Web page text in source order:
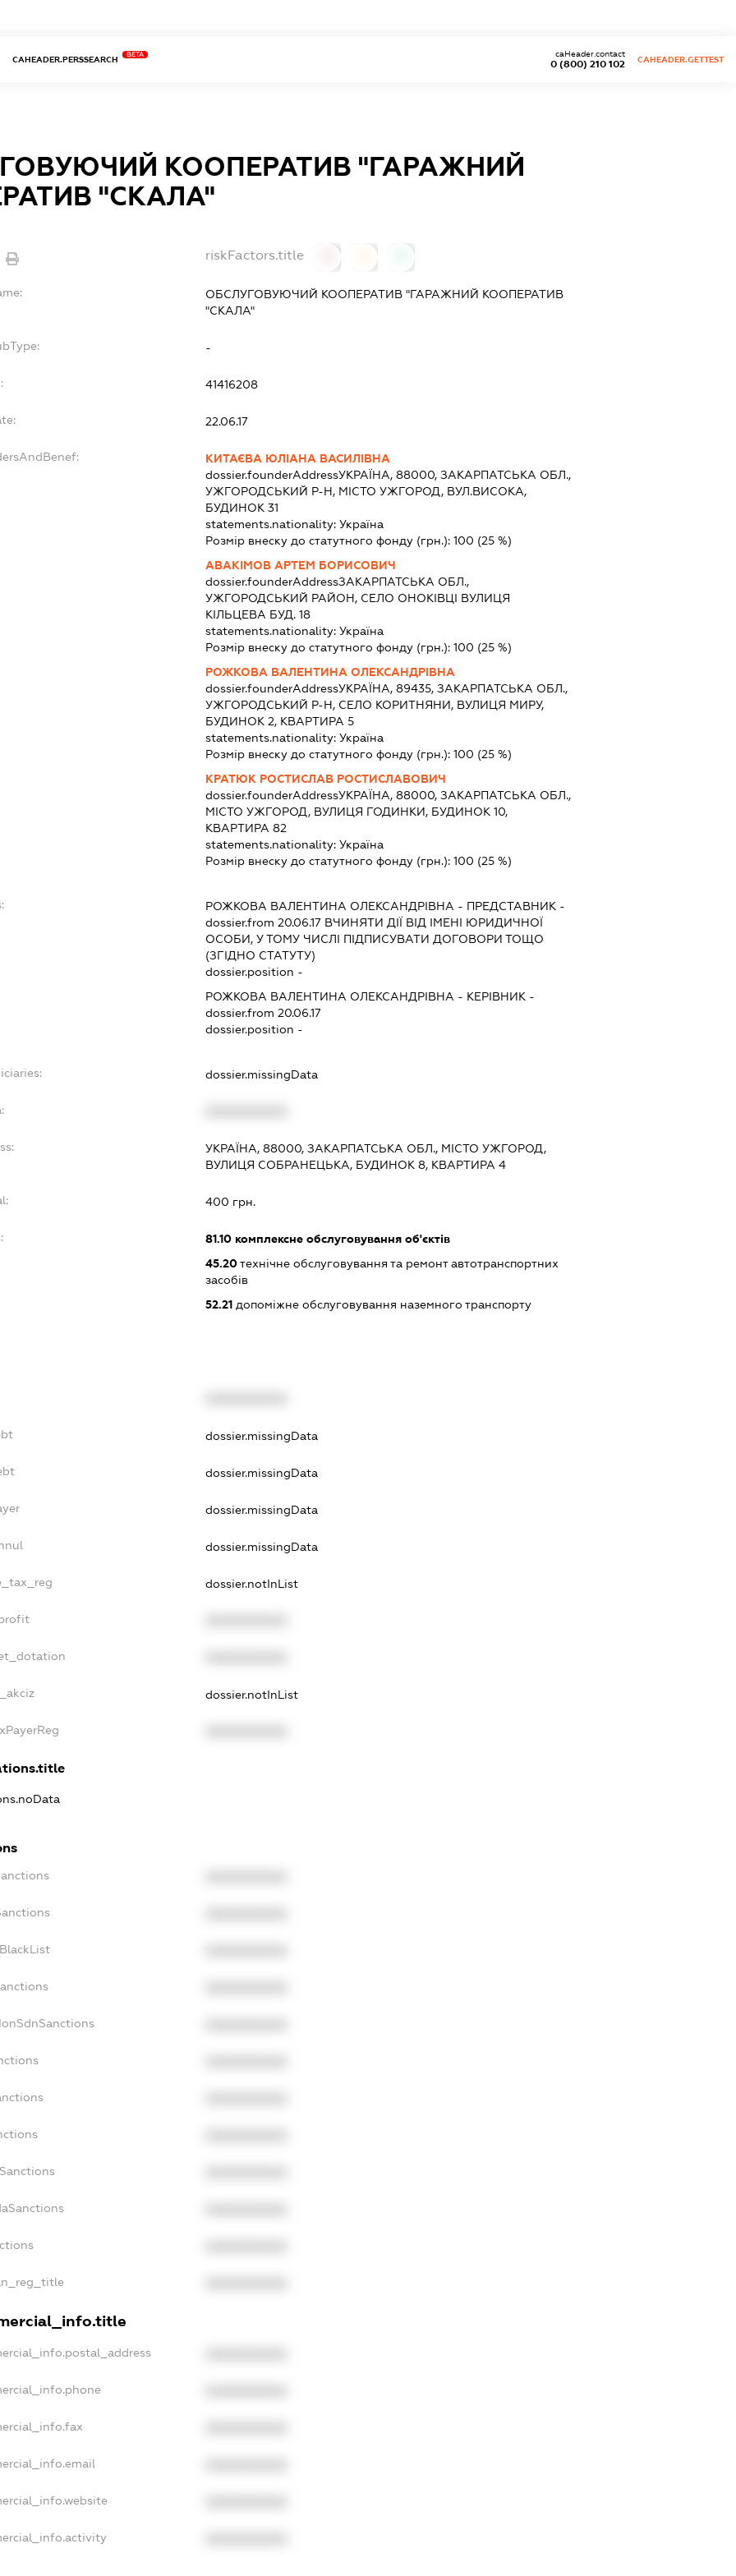
CAHEADER.PERSSEARCH
BETA
0 (800) 210 102
caHeader.contact
CAHEADER.GETTEST
КООПЕРАТИВ "ГАРАЖНИЙ
"СКАЛА"
riskFactors.title
ОБСЛУГОВУЮЧИЙ КООПЕРАТИВ "ГАРАЖНИЙ КООПЕРАТИВ
"СКАЛА"
-
41416208
22.06.17
КИТАЄВА ЮЛІАНА ВАСИЛІВНА
dossier.founderAddressУКРАЇНА, 88000, ЗАКАРПАТСЬКА ОБЛ.,
УЖГОРОДСЬКИЙ Р-Н, МІСТО УЖГОРОД, ВУЛ.ВИСОКА,
БУДИНОК 31
statements.nationality:Україна
Розмір внеску до статутного фонду (грн.):100 (25 %)
АВАКІМОВ АРТЕМ БОРИСОВИЧ
dossier.founderAddressЗАКАРПАТСЬКА ОБЛ.,
УЖГОРОДСЬКИЙ РАЙОН, СЕЛО ОНОКІВЦІ ВУЛИЦЯ
КІЛЬЦЕВА БУД. 18
statements.nationality:Україна
Розмір внеску до статутного фонду (грн.):100 (25 %)
РОЖКОВА ВАЛЕНТИНА ОЛЕКСАНДРІВНА
dossier.founderAddressУКРАЇНА, 89435, ЗАКАРПАТСЬКА ОБЛ.,
УЖГОРОДСЬКИЙ Р-Н, СЕЛО КОРИТНЯНИ, ВУЛИЦЯ МИРУ,
БУДИНОК 2, КВАРТИРА 5
statements.nationality:Україна
Розмір внеску до статутного фонду (грн.):100 (25 %)
КРАТЮК РОСТИСЛАВ РОСТИСЛАВОВИЧ
dossier.founderAddressУКРАЇНА, 88000, ЗАКАРПАТСЬКА ОБЛ.,
МІСТО УЖГОРОД, ВУЛИЦЯ ГОДИНКИ, БУДИНОК 10,
КВАРТИРА 82
statements.nationality:Україна
Розмір внеску до статутного фонду (грн.):100 (25 %)
РОЖКОВА ВАЛЕНТИНА ОЛЕКСАНДРІВНА - ПРЕДСТАВНИК -
dossier.from 20.06.17 ВЧИНЯТИ ДІЇ ВІД ІМЕНІ ЮРИДИЧНОЇ
ОСОБИ, У ТОМУ ЧИСЛІ ПІДПИСУВАТИ ДОГОВОРИ ТОЩО
(ЗГІДНО СТАТУТУ)
dossier.position -
РОЖКОВА ВАЛЕНТИНА ОЛЕКСАНДРІВНА - КЕРІВНИК -
dossier.from 20.06.17
dossier.position -
dossier.missingData
УКРАЇНА, 88000, ЗАКАРПАТСЬКА ОБЛ., МІСТО УЖГОРОД,
ВУЛИЦЯ СОБРАНЕЦЬКА, БУДИНОК 8, КВАРТИРА 4
400 грн.
81.10 комплексне обслуговування об'єктів
45.20технічне обслуговування та ремонт автотранспортних
засобів
52.21 допоміжне обслуговування наземного транспорту
dossier.missingData
dossier.missingData
dossier.missingData
dossier.missingData
dossier.notInList
dossier.notInList